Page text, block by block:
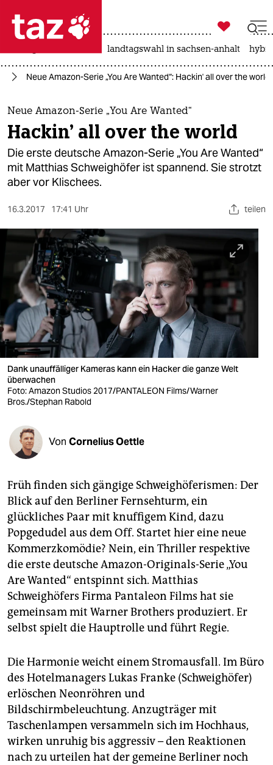
 taz zahl ich
taz zahl ich
themen
politik
öko
sport
berlin
nord
wahrheit
verlag
verlag
veranstaltungen
shop
fragen & hilfe
unterstützen
abo
genossenschaft
epaper login

taz zahl ich
landtagswahl in sachsen-anhalt
Neue Amazon-Serie „You Are Wanted“: Hackin' all over the world
Neue Amazon-Serie „You Are Wanted“
Hackin' all over the world
Die erste deutsche Amazon-Serie „You Are Wanted“
mit Matthias Schweighöfer ist spannend. Sie strotzt
aber vor Klischees.
16.3.2017 17:41 Uhr teilen
Dank unauffälliger Kameras kann ein Hacker die ganze Welt
überwachen
Foto: Amazon Studios 2017/PANTALEON Films/Warner
Bros./Stephan Rabold
Von Cornelius Oettle
Früh finden sich gängige Schweighöfe­rismen: Der
Blick auf den Berliner Fernsehturm, ein
glückliches Paar mit knuffigem Kind, dazu
Popgedudel aus dem Off. Startet hier eine neue
Kommerzkomödie? Nein, ein Thriller respektive
die erste deutsche Amazon-Originals-Serie „You
Are Wanted“ entspinnt sich. Matthias
Schweighöfers Firma Pantaleon Films hat sie
gemeinsam mit Warner ­Brothers produziert. Er
selbst spielt die Hauptrolle und führt Regie.
Die Harmonie weicht einem Stromausfall. Im Büro
des Hotelmanagers Lukas Franke (Schweighöfer)
erlöschen Neonröhren und
Bildschirmbeleuchtung. Anzugträger mit
Taschenlampen versammeln sich im Hochhaus,
wirken unruhig bis aggressiv – den Reaktionen
nach zu urteilen hat der gemeine Berliner noch